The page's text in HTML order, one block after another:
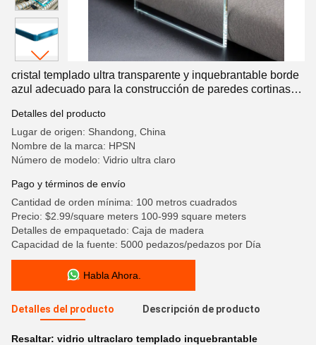
cristal templado ultra transparente y inquebrantable borde
azul adecuado para la construcción de paredes cortinas
Detalles del producto
Lugar de origen: Shandong, China
Nombre de la marca: HPSN
Número de modelo: Vidrio ultra claro
Pago y términos de envío
Cantidad de orden mínima: 100 metros cuadrados
Precio: $2.99/square meters 100-999 square meters
Detalles de empaquetado: Caja de madera
Capacidad de la fuente: 5000 pedazos/pedazos por Día
Habla Ahora.
Detalles del producto Descripción de producto
Resaltar: vidrio ultraclaro templado inquebrantable